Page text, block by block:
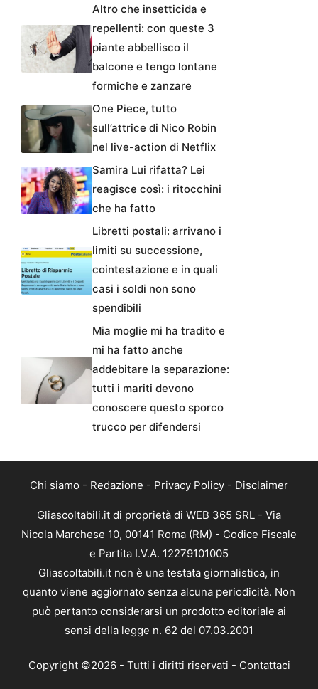
Altro che insetticida e
repellenti: con queste 3
piante abbellisco il
balcone e tengo lontane
formiche e zanzare
One Piece, tutto
sull’attrice di Nico Robin
nel live-action di Netflix
Samira Lui rifatta? Lei
reagisce così: i ritocchini
che ha fatto
Libretti postali: arrivano i
limiti su successione,
cointestazione e in quali
casi i soldi non sono
spendibili
Mia moglie mi ha tradito e
mi ha fatto anche
addebitare la separazione:
tutti i mariti devono
conoscere questo sporco
trucco per difendersi
Chi siamo - Redazione - Privacy Policy - Disclaimer
Gliascoltabili.it di proprietà di WEB 365 SRL - Via
Nicola Marchese 10, 00141 Roma (RM) - Codice Fiscale
e Partita I.V.A. 12279101005
Gliascoltabili.it non è una testata giornalistica, in
quanto viene aggiornato senza alcuna periodicità. Non
può pertanto considerarsi un prodotto editoriale ai
sensi della legge n. 62 del 07.03.2001
Copyright ©2026 - Tutti i diritti riservati - Contattaci